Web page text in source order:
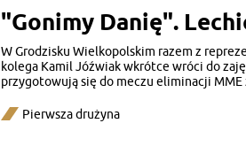
"Gonimy Danię".
W Grodzisku Wielkopolskim razem z
kolega Kamil Jóźwiak wkrótce wróci do
przygotowują się do meczu eliminacji MME
Pierwsza drużyna